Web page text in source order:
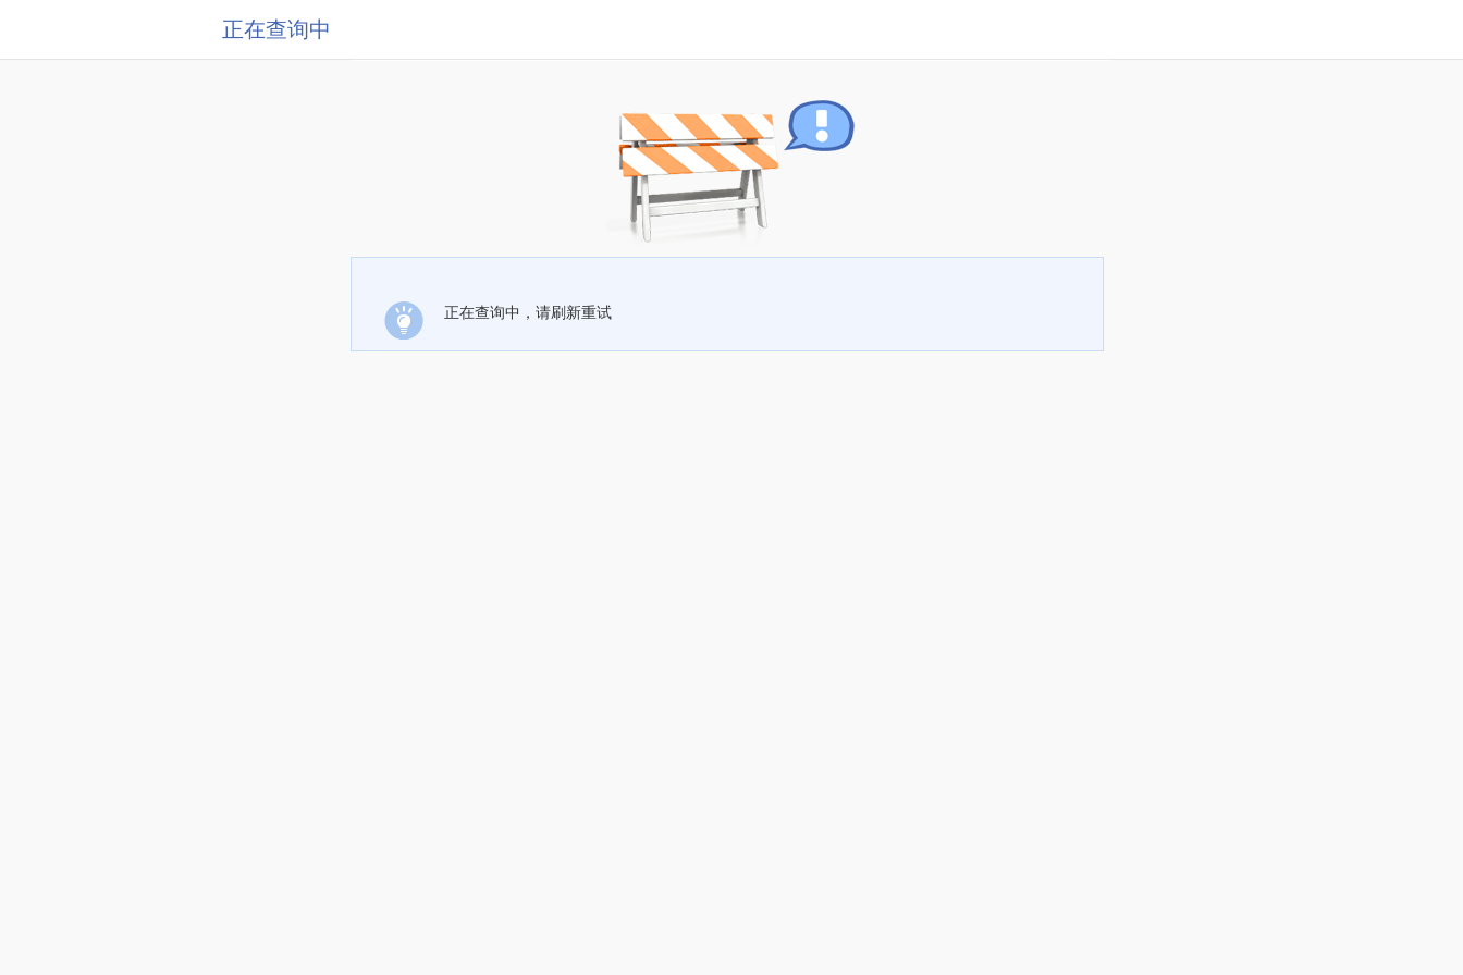
正在查询中
正在查询中，请刷新重试